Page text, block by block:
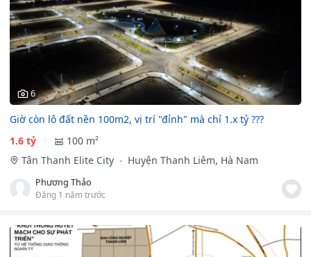
6
Giờ còn lô đất nền 100m2, vị trí "đỉnh" mà chỉ 1.x tỷ ???
1.6 tỷ
100 m²
Tân Thanh Elite City
Huyện Thanh Liêm, Hà Nam
Phương Thảo
Đăng 1 năm trước